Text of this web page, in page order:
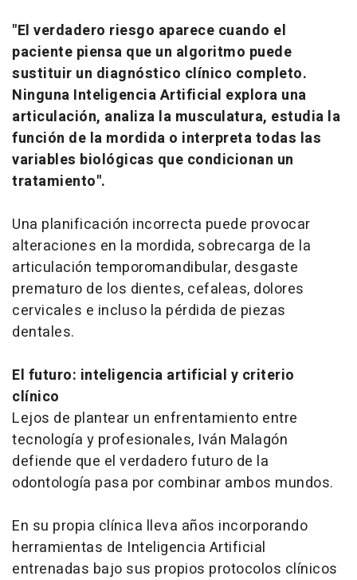
"El verdadero riesgo aparece cuando el
paciente piensa que un algoritmo puede
sustituir un diagnóstico clínico completo.
Ninguna Inteligencia Artificial explora una
articulación, analiza la musculatura, estudia la
función de la mordida o interpreta todas las
variables biológicas que condicionan un
tratamiento".
Una planificación incorrecta puede provocar
alteraciones en la mordida, sobrecarga de la
articulación temporomandibular, desgaste
prematuro de los dientes, cefaleas, dolores
cervicales e incluso la pérdida de piezas
dentales.
El futuro: inteligencia artificial y criterio
clínico
Lejos de plantear un enfrentamiento entre
tecnología y profesionales, Iván Malagón
defiende que el verdadero futuro de la
odontología pasa por combinar ambos mundos.
En su propia clínica lleva años incorporando
herramientas de Inteligencia Artificial
entrenadas bajo sus propios protocolos clínicos